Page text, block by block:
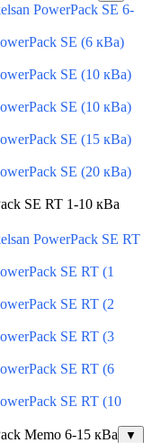
PowerPack SE 6-
SE (6 кВа)
SE (10 кВа)
SE (10 кВа)
SE (15 кВа)
SE (20 кВа)
SE RT 1-10 кВа
PowerPack SE RT
SE RT (1
SE RT (2
SE RT (3
SE RT (6
SE RT (10
Memo 6-15 кВа
▼